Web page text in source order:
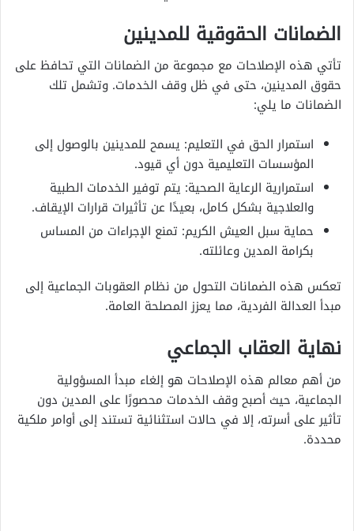
الضمانات الحقوقية للمدينين
تأتي هذه الإصلاحات مع مجموعة من الضمانات التي تحافظ على
حقوق المدينين، حتى في ظل وقف الخدمات. وتشمل تلك
الضمانات ما يلي:
استمرار الحق في التعليم: يسمح للمدينين بالوصول إلى
المؤسسات التعليمية دون أي قيود.
استمرارية الرعاية الصحية: يتم توفير الخدمات الطبية
والعلاجية بشكل كامل، بعيدًا عن تأثيرات قرارات الإيقاف.
حماية سبل العيش الكريم: تمنع الإجراءات من المساس
بكرامة المدين وعائلته.
تعكس هذه الضمانات التحول من نظام العقوبات الجماعية إلى
مبدأ العدالة الفردية، مما يعزز المصلحة العامة.
نهاية العقاب الجماعي
من أهم معالم هذه الإصلاحات هو إلغاء مبدأ المسؤولية
الجماعية، حيث أصبح وقف الخدمات محصورًا على المدين دون
تأثير على أسرته، إلا في حالات استثنائية تستند إلى أوامر ملكية
محددة.